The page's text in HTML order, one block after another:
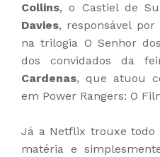
Collins, o Castiel de
Davies, responsável
na trilogia O Senhor
dos convidados da
Cardenas, que atuou
em Power Rangers: O
Já a Netflix trouxe
matéria e